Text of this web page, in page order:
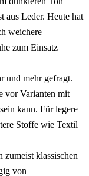
aus Leder. Heute hat
weichere
zum Einsatz
und mehr gefragt.
vor Varianten mit
kann. Für legere
Stoffe wie Textil
klassischen
von